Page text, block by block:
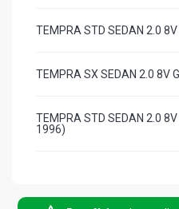
TEMPRA STD SEDAN 2.0
TEMPRA SX SEDAN 2.0 8V
TEMPRA STD SEDAN 2.0
1996)